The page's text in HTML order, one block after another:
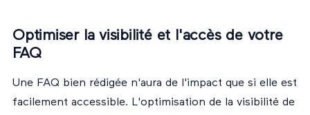
Optimiser la visibilité et l'accès de votre
FAQ
Une FAQ bien rédigée n'aura de l'impact que si elle est
facilement accessible. L'optimisation de la visibilité de